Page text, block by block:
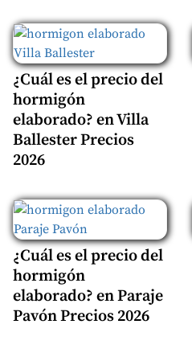
¿Cuál es el precio del
hormigón
elaborado? en Villa
Ballester Precios
2026
¿Cuál es el precio del
hormigón
elaborado? en Paraje
Pavón Precios 2026